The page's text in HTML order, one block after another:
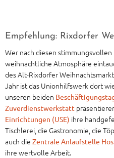
Empfehlung: Rixdorfer
Wer nach diesen
weihnachtliche Atmosphäre
des Alt-Rixdorfer
Jahr ist das Unionhilfswerk dort
unseren beiden
Zuverdienstwerkstatt
Einrichtungen (USE) ihre
Tischlerei, die Gastronomie, die
auch die Zentrale Anlaufstelle
ihre wertvolle Arbeit.